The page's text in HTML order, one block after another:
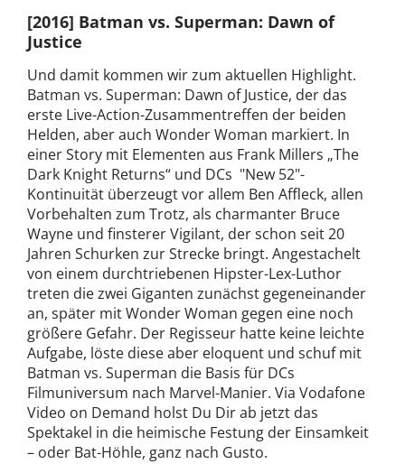
[2016] Batman vs. Superman: Dawn of
Justice
Und damit kommen wir zum aktuellen Highlight.
Batman vs. Superman: Dawn of Justice, der das
erste Live-Action-Zusammentreffen der beiden
Helden, aber auch Wonder Woman markiert. In
einer Story mit Elementen aus Frank Millers „The
Dark Knight Returns“ und DCs "New 52"-
Kontinuität überzeugt vor allem Ben Affleck, allen
Vorbehalten zum Trotz, als charmanter Bruce
Wayne und finsterer Vigilant, der schon seit 20
Jahren Schurken zur Strecke bringt. Angestachelt
von einem durchtriebenen Hipster-Lex-Luthor
treten die zwei Giganten zunächst gegeneinander
an, später mit Wonder Woman gegen eine noch
größere Gefahr. Der Regisseur hatte keine leichte
Aufgabe, löste diese aber eloquent und schuf mit
Batman vs. Superman die Basis für DCs
Filmuniversum nach Marvel-Manier. Via Vodafone
Video on Demand holst Du Dir ab jetzt das
Spektakel in die heimische Festung der Einsamkeit
– oder Bat-Höhle, ganz nach Gusto.